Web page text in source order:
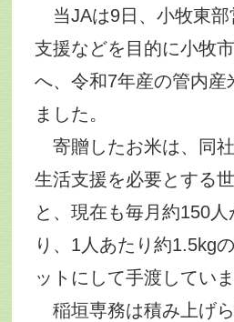
当JAは9日、小牧東部
支援などを目的に小牧
へ、令和7年産の管内
ました。
寄贈したお米は、同
生活支援を必要とする
と、現在も毎月約150
り、1人あたり約1.5kg
ットにして手渡していま
稲垣専務は積み上げ